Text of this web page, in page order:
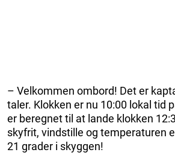
– Velkommen ombord! Det er
taler. Klokken er nu 10:00 lokal tid
er beregnet til at lande klokken
skyfrit, vindstille og temperaturen
21 grader i skyggen!